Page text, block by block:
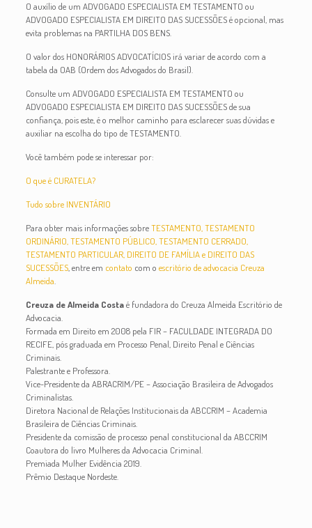
O auxílio de um ADVOGADO ESPECIALISTA EM TESTAMENTO ou
ADVOGADO ESPECIALISTA EM DIREITO DAS SUCESSÕES é opcional, mas
evita problemas na PARTILHA DOS BENS.
O valor dos HONORÁRIOS ADVOCATÍCIOS irá variar de acordo com a
tabela da OAB (Ordem dos Advogados do Brasil).
Consulte um ADVOGADO ESPECIALISTA EM TESTAMENTO ou
ADVOGADO ESPECIALISTA EM DIREITO DAS SUCESSÕES de sua
confiança, pois este, é o melhor caminho para esclarecer suas dúvidas e
auxiliar na escolha do tipo de TESTAMENTO.
Você também pode se interessar por:
O que é CURATELA?
Tudo sobre INVENTÁRIO
Para obter mais informações sobreTESTAMENTO, TESTAMENTO
ORDINÁRIO, TESTAMENTO PÚBLICO, TESTAMENTO CERRADO,
TESTAMENTO PARTICULAR, DIREITO DE FAMÍLIA e DIREITO DAS
SUCESSÕES, entre em contato com oescritório de advocacia Creuza
Almeida.
Creuza de Almeida Costaé fundadora do Creuza Almeida Escritório de
Advocacia.
Formada em Direito em 2008 pela FIR – FACULDADE INTEGRADA DO
RECIFE, pós graduada em Processo Penal, Direito Penal e Ciências
Criminais.
Palestrante e Professora.
Vice-Presidente da ABRACRIM/PE – Associação Brasileira de Advogados
Criminalistas.
Diretora Nacional de Relações Institucionais da ABCCRIM – Academia
Brasileira de Ciências Criminais.
Presidente da comissão de processo penal constitucional da ABCCRIM
Coautora do livro Mulheres da Advocacia Criminal.
Premiada Mulher Evidência 2019.
Prêmio Destaque Nordeste.